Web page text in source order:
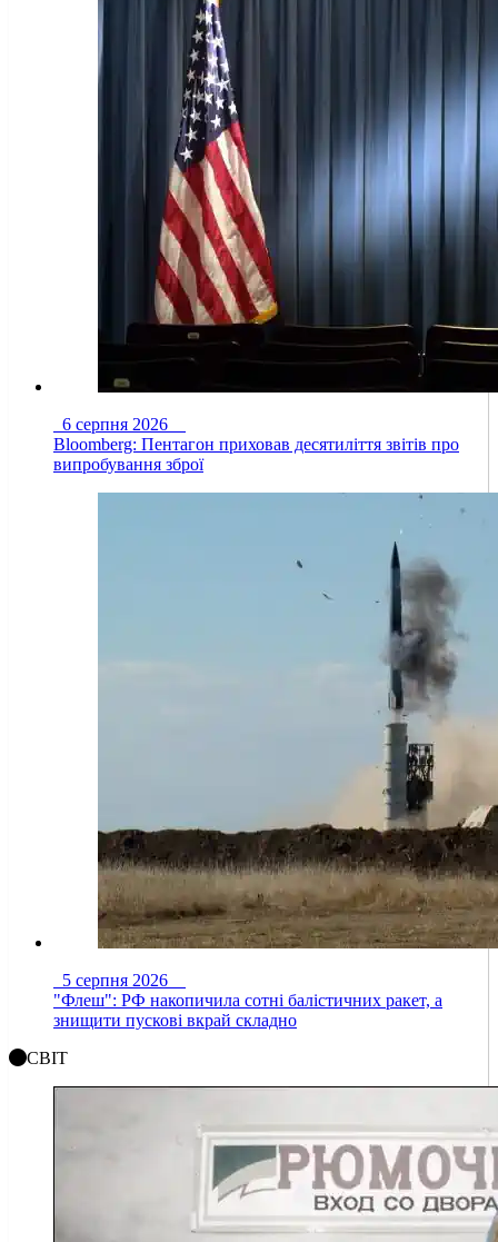
6 серпня 2026
Bloomberg: Пентагон приховав десятиліття звітів про
випробування зброї
5 серпня 2026
"Флеш": РФ накопичила сотні балістичних ракет, а
знищити пускові вкрай складно
СВІТ